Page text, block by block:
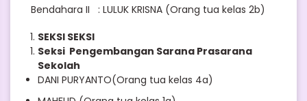
Bendahara II : LULUK KRISNA (Orang tua kelas 2b)
SEKSI SEKSI
Seksi Pengembangan Sarana Prasarana
Sekolah
DANI PURYANTO(Orang tua kelas 4a)